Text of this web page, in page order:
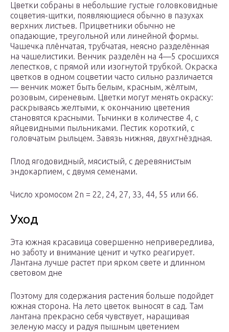
Цветки собраны в небольшие густые головковидные
соцветия-щитки, появляющиеся обычно в пазухах
верхних листьев. Прицветники обычно не
опадающие, треугольной или линейной формы.
Чашечка плёнчатая, трубчатая, неясно разделённая
на чашелистики. Венчик разделён на 4—5 сросшихся
лепестков, с прямой или изогнутой трубкой. Окраска
цветков в одном соцветии часто сильно различается
— венчик может быть белым, красным, жёлтым,
розовым, сиреневым. Цветки могут менять окраску:
раскрываясь желтыми, к окончанию цветения
становятся красными. Тычинки в количестве 4, с
яйцевидными пыльниками. Пестик короткий, с
головчатым рыльцем. Завязь нижняя, двухгнёздная.
Плод ягодовидный, мясистый, с деревянистым
эндокарпием, с двумя семенами.
Число хромосом 2n = 22, 24, 27, 33, 44, 55 или 66.
Уход
Эта южная красавица совершенно непривередлива,
но заботу и внимание ценит и чутко реагирует.
Лантана лучше растет при ярком свете и длинном
световом дне
Поэтому для содержания растения больше подойдет
южная сторона. На лето цветок выносят в сад. Там
лантана прекрасно себя чувствует, наращивая
зеленую массу и радуя пышным цветением